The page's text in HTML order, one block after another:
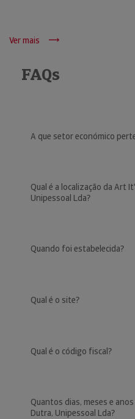
Ver mais
FAQs
A que setor económico
Qual é a localização da Art
Unipessoal Lda?
Quando foi estabelecida?
Qual é o site?
Qual é o código fiscal?
Quantos dias, meses e
Dutra, Unipessoal Lda?